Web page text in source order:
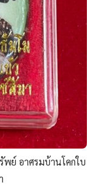
ย์ อาศรมบ้านโคกใบ